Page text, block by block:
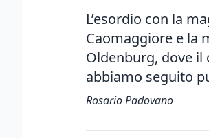
L’esordio con la
Caomaggiore e la
Oldenburg, dove il
abbiamo seguito
Rosario Padovano